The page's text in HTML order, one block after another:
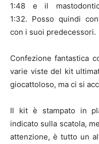
1:48 e il
1:32. Posso quindi
con i suoi predecessori.
Confezione fantastica
varie viste del kit
giocattoloso, ma ci si
Il kit è stampato in
indicato sulla scatola,
attenzione, è tutto un